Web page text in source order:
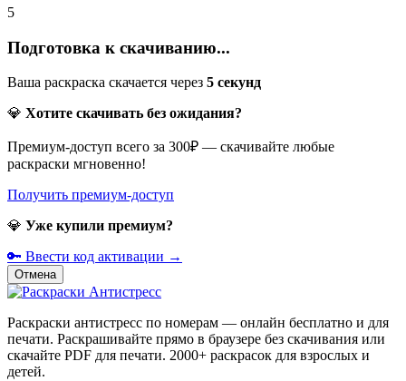
5
Подготовка к скачиванию...
Ваша раскраска скачается через 5 секунд
💎 Хотите скачивать без ожидания?
Премиум-доступ всего за 300₽ — скачивайте любые
раскраски мгновенно!
Получить премиум-доступ
💎 Уже купили премиум?
🔑 Ввести код активации →
Отмена
Раскраски антистресс по номерам — онлайн бесплатно и для
печати. Раскрашивайте прямо в браузере без скачивания или
скачайте PDF для печати. 2000+ раскрасок для взрослых и
детей.